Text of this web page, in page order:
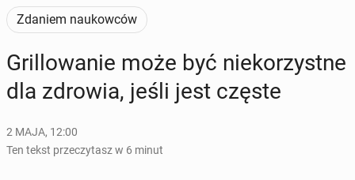
Zdaniem naukowców
Gril­lo­wa­nie może być nie­ko­rzyst­ne
dla zdrowia, jeśli jest częste
2 MAJA, 12:00
Ten tekst przeczytasz w 6 minut